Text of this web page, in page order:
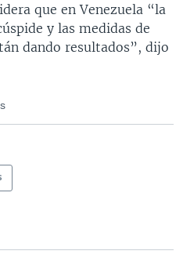
que en Venezuela “la
y las medidas de
dando resultados”, dijo